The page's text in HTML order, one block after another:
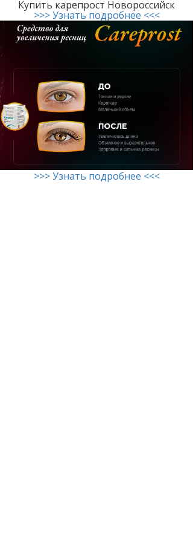
Купить карепрост Новороссийск
>>> Узнать подробнее <<<
>>> Узнать подробнее <<<